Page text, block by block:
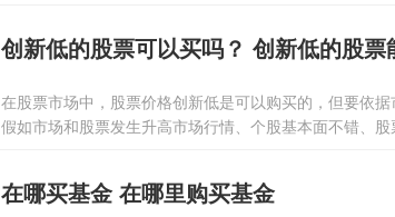
创新低的股票可以买吗？ 创新低的股票
在股票市场中，股票价格创新低是可以购买的，但要依
假如市场和股票发生升高市场行情、个股基本面不错、
在哪买基金 在哪里购买基金